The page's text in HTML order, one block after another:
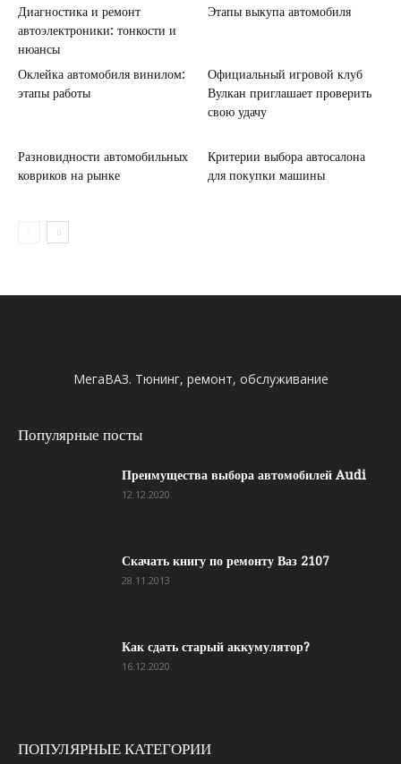
Диагностика и ремонт
автоэлектроники: тонкости и
нюансы
Этапы выкупа автомобиля
Оклейка автомобиля винилом:
этапы работы
Официальный игровой клуб
Вулкан приглашает проверить
свою удачу
Разновидности автомобильных
ковриков на рынке
Критерии выбора автосалона
для покупки машины
МегаВАЗ. Тюнинг, ремонт, обслуживание
Популярные посты
Преимущества выбора автомобилей Audi
12.12.2020
Скачать книгу по ремонту Ваз 2107
28.11.2013
Как сдать старый аккумулятор?
16.12.2020
ПОПУЛЯРНЫЕ КАТЕГОРИИ